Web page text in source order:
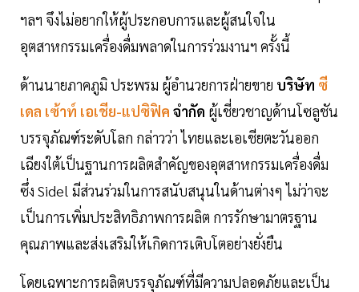
ฯลฯ จึงไม่อยากให้ผู้ประกอบการและผู้สนใจใน
อุตสาหกรรมเครื่องดื่มพลาดในการร่วมงานฯ ครั้งนี้
ด้านนายภาคภูมิ ประพรม ผู้อำนวยการฝ่ายขาย บริษัท ซี
เดล เซ้าท์ เอเชีย-แปซิฟิค จำกัด ผู้เชี่ยวชาญด้านโซลูชัน
บรรจุภัณฑ์ระดับโลก กล่าวว่า ไทยและเอเชียตะวันออก
เฉียงใต้เป็นฐานการผลิตสำคัญของอุตสาหกรรมเครื่องดื่ม
ซึ่ง Sidel มีส่วนร่วมในการสนับสนุนในด้านต่างๆ ไม่ว่าจะ
เป็นการเพิ่มประสิทธิภาพการผลิต การรักษามาตรฐาน
คุณภาพและส่งเสริมให้เกิดการเติบโตอย่างยั่งยืน
โดยเฉพาะการผลิตบรรจุภัณฑ์ที่มีความปลอดภัยและเป็น